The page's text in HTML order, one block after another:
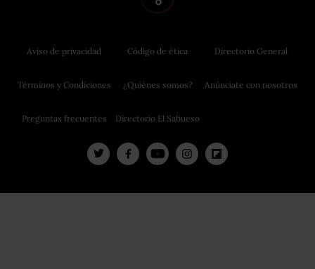
Aviso de privacidad
Términos y Condiciones
Preguntas frecuentes
Código de ética
¿Quiénes somos?
Directorio El Sabueso
Directorio General
Anúnciate con nosotros